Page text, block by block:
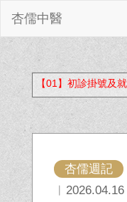
杏儒中醫
【01】初診掛號及
杏儒週記
︱2026.04.16